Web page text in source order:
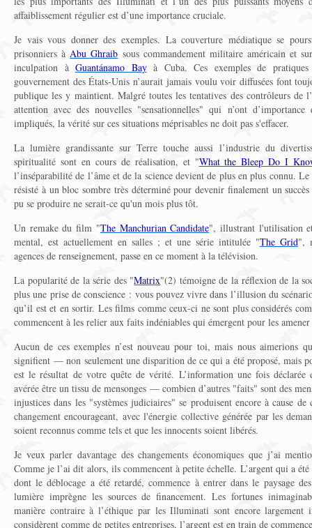
affaiblissement régulier est d’une importance cruciale.
Je vais vous donner des exemples. La couverture médiatique se
prisonniers àAbu Ghraib sous commandement militaire américain et
inculpation à Guantánamo Bayà Cuba. Ces exemples de
gouvernement des États-Unis n’aurait jamais voulu voir diffusées font
publique les y maintient. Malgré toutes les tentatives des contrôleurs de
attention avec des nouvelles "sensationnelles" qui n’ont
impliqués, la vérité sur ces situations méprisables ne doit pas s'effacer.
La lumière grandissante sur Terre touche aussi l’industrie du
spiritualité sont en cours de réalisation, et "What the Bleep Do I
l’inséparabilité de l’âme et de la science devient de plus en plus connu.
résisté à un bloc sombre très déterminé pour devenir finalement un
pu se produire ne serait-ce qu'un mois plus tôt.
Un remake du film "The Manchurian Candidate", illustrant l'utilisation
mental, est actuellement en salles ; et une série intitulée "The Grid",
agences de renseignement, passe en ce moment à la télévision.
La popularité de la série des "Matrix"(2) témoigne de la réflexion de la
plus une prise de conscience : vous pouvez vivre dans l’illusion du
qu’il est et en sortir. Les films comme ceux-ci ne sont plus considérés
commencent à les relier aux faits indéniables qui émergent pour les
Aucun de ces exemples n’est nouveau pour toi, mais nous aimerions
signifient — non seulement une disparition de ce qui a été proposé, mais
est le résultat de votre quête de vérité. L’information une fois déclarée
avérée être un tissu de mensonges — combien d’autres "faits" sont des
injustices dans les "systèmes judiciaires" se produisent encore à cause
changement encourageant, avec l'énergie collective générée par les
soient reconnus comme tels et que les innocents soient libérés.
Je veux parler davantage des changements économiques que j’ai
Comme je l’ai dit alors, ils commencent à petite échelle. L’argent qui a
dont le déblocage a été retardé, commence à entrer dans le paysage
lumière imprègne les sources de financement. Les fortunes
manière contraire à l’éthique par les Illuminati sont encore largement
considèrent comme de petites entreprises, l’argent est en train de